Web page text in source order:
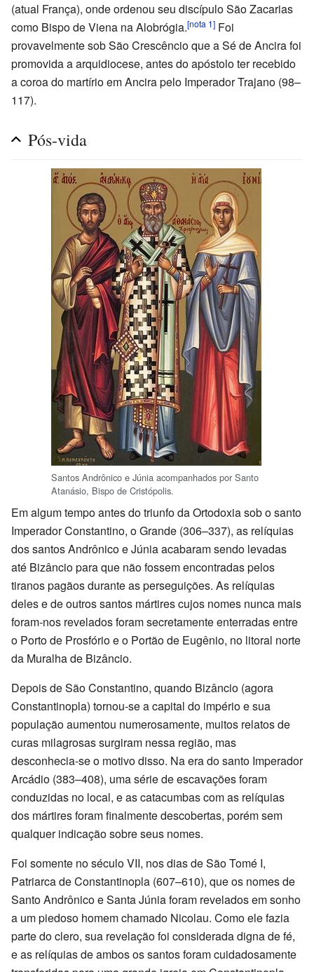
(atual França), onde ordenou seu discípulo São Zacarias
como Bispo de Viena na Alobrógia.[nota 1] Foi
provavelmente sob São Crescêncio que a Sé de Ancira foi
promovida a arquidiocese, antes do apóstolo ter recebido
a coroa do martírio em Ancira pelo Imperador Trajano (98–
117).
Pós-vida
Santos Andrônico e Júnia acompanhados por Santo
Atanásio, Bispo de Cristópolis.
Em algum tempo antes do triunfo da Ortodoxia sob o santo
Imperador Constantino, o Grande (306–337), as relíquias
dos santos Andrônico e Júnia acabaram sendo levadas
até Bizâncio para que não fossem encontradas pelos
tiranos pagãos durante as perseguições. As relíquias
deles e de outros santos mártires cujos nomes nunca mais
foram-nos revelados foram secretamente enterradas entre
o Porto de Prosfório e o Portão de Eugênio, no litoral norte
da Muralha de Bizâncio.
Depois de São Constantino, quando Bizâncio (agora
Constantinopla) tornou-se a capital do império e sua
população aumentou numerosamente, muitos relatos de
curas milagrosas surgiram nessa região, mas
desconhecia-se o motivo disso. Na era do santo Imperador
Arcádio (383–408), uma série de escavações foram
conduzidas no local, e as catacumbas com as relíquias
dos mártires foram finalmente descobertas, porém sem
qualquer indicação sobre seus nomes.
Foi somente no século VII, nos dias de São Tomé I,
Patriarca de Constantinopla (607–610), que os nomes de
Santo Andrônico e Santa Júnia foram revelados em sonho
a um piedoso homem chamado Nicolau. Como ele fazia
parte do clero, sua revelação foi considerada digna de fé,
e as relíquias de ambos os santos foram cuidadosamente